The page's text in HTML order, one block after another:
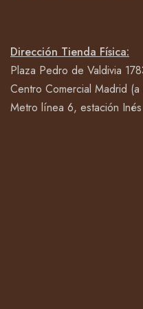
Dirección Tienda Física:
Plaza Pedro de Valdivia
Centro Comercial Madrid
Metro línea 6, estación